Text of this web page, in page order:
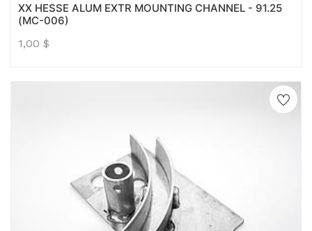
XX HESSE ALUM EXTR MOUNTING CHANNEL - 91.25
(MC-006)
1,00 $